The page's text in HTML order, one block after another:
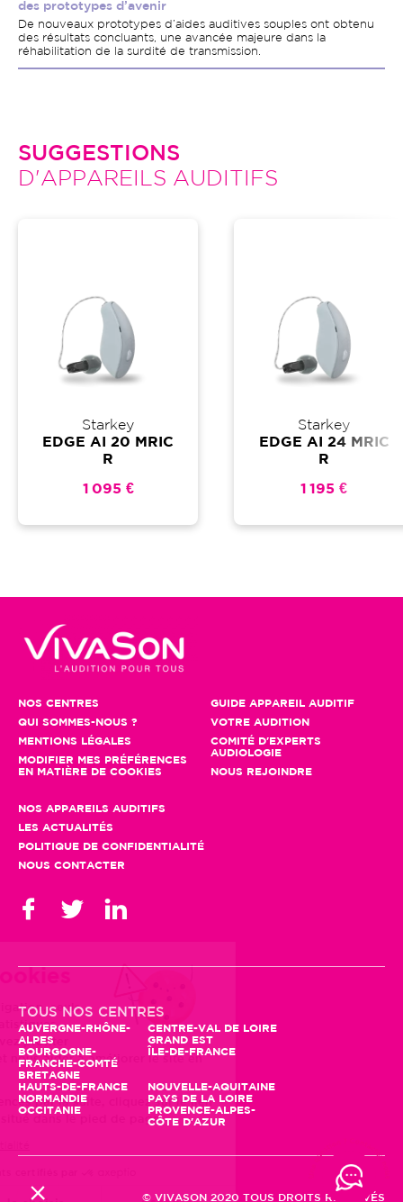
En poursuivant votre navigation, seuls
des cookies à des fins statistiques
seront utilisés. Vous pouvez profiter
d'autres fonctionnalités et nous aider à améliorer le site en
cliquant sur "Accepter"
Pour modifier vos préférences par la suite, cliquez sur le lien
'Préférences de cookies' situé dans le pied de page.
des prototypes d’avenir
De nouveaux prototypes d’aides auditives souples ont obtenu
des résultats concluants, une avancée majeure dans la
réhabilitation de la surdité de transmission.
SUGGESTIONS
D'APPAREILS AUDITIFS
Starkey
EDGE AI 20 MRIC
R
1 095 €
Starkey
EDGE AI 24 MRIC
R
1 195 €
NOS CENTRES
QUI SOMMES-NOUS ?
MENTIONS LÉGALES
MODIFIER MES PRÉFÉRENCES
EN MATIÈRE DE COOKIES
GUIDE APPAREIL AUDITIF
VOTRE AUDITION
COMITÉ D'EXPERTS
AUDIOLOGIE
NOUS REJOINDRE
NOS APPAREILS AUDITIFS
LES ACTUALITÉS
POLITIQUE DE CONFIDENTIALITÉ
NOUS CONTACTER
TOUS NOS CENTRES
AUVERGNE-RHÔNE-
ALPES
BOURGOGNE-
FRANCHE-COMTÉ
BRETAGNE
CENTRE-VAL DE LOIRE
GRAND EST
ÎLE-DE-FRANCE
HAUTS-DE-FRANCE
NORMANDIE
OCCITANIE
NOUVELLE-AQUITAINE
PAYS DE LA LOIRE
PROVENCE-ALPES-
CÔTE D'AZUR
© VIVASON 2020 TOUS DROITS RÉSERVÉS